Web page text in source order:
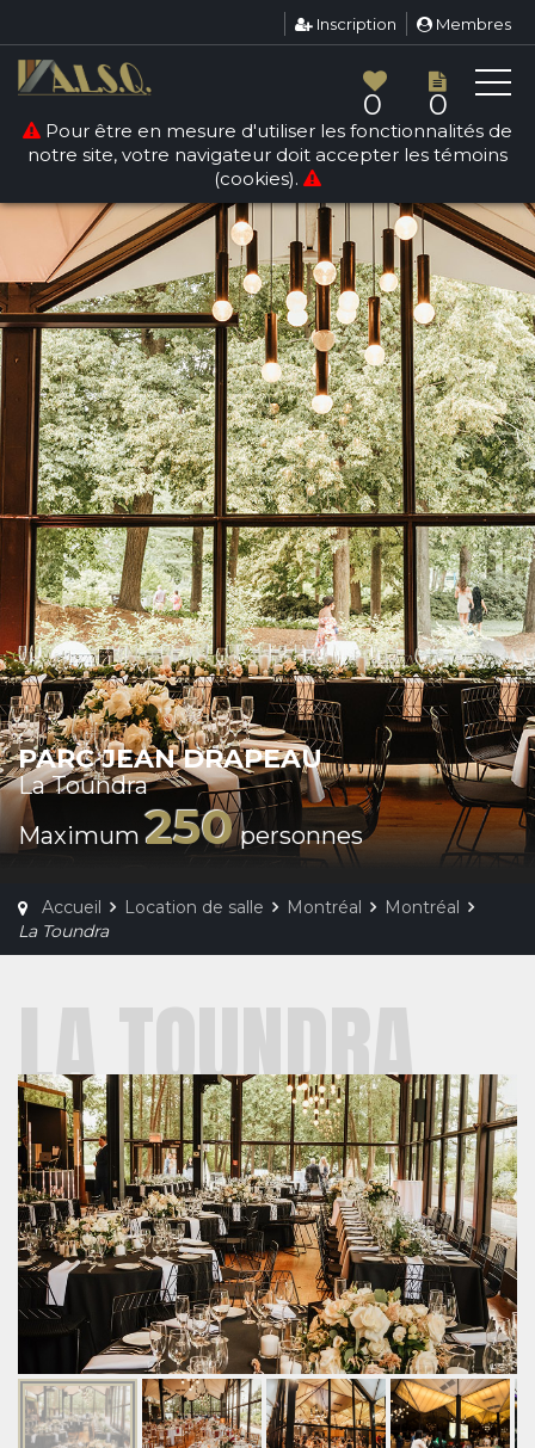
Inscription Membres
0 0
Pour être en mesure d'utiliser les fonctionnalités de
notre site, votre navigateur doit accepter les témoins
(cookies).
PARC JEAN DRAPEAU
La Toundra
Maximum250personnes
Accueil Location de salle Montréal
Montréal
La Toundra
LA TOUNDRA